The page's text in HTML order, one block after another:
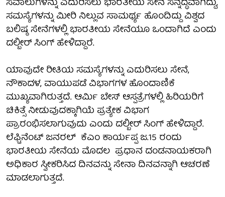
ಸಮಸ್ಯೆಗಳನ್ನು ಮೀರಿ ನಿಲ್ಲುವ ಸಾಮರ್ಥ್ಯ ಹೊಂದಿದ್ದು ವಿಶ್ವದ
ಬಲಿಷ್ಠ ಸೇನೆಗಳಲ್ಲಿ ಭಾರತೀಯ ಸೇನೆಯೂ ಒಂದಾಗಿದೆ ಎಂದು
ದಲ್ಬೀರ್ ಸಿಂಗ್ ಹೇಳಿದ್ದಾರೆ.
ಯಾವುದೇ ರೀತಿಯ ಸಮಸ್ಯೆಗಳನ್ನು ಎದುರಿಸಲು ಸೇನೆ,
ನೌಕಾದಳ, ವಾಯುಪಡೆ ವಿಭಾಗಗಳ ಹೊಂದಾಣಿಕೆ
ಮುಖ್ಯವಾಗಿರುತ್ತದೆ. ಆರ್ಮಿ ಬೇಸ್ ಆಸ್ಪತ್ರೆಗಳಲ್ಲಿ ಹಿರಿಯರಿಗೆ
ಚಿಕಿತ್ಸೆ ನೀಡುವುದಕ್ಕಾಗಿಯೆ ಪ್ರತ್ಯೇಕ ವಿಭಾಗ
ಪ್ರಾರಂಭಿಸಲಾಗುವುದು ಎಂದು ದಲ್ಬೀರ್ ಸಿಂಗ್ ಹೇಳಿದ್ದಾರೆ.
ಲೆಫ್ಟಿನೆಂಟ್ ಜನರಲ್ ಕೆಎಂ ಕಾರ್ಯಪ್ಪ ಜ.15 ರಂದು
ಭಾರತೀಯ ಸೇನೆಯ ಮೊದಲ ಪ್ರಧಾನ ದಂಡನಾಯಕರಾಗಿ
ಅಧಿಕಾರ ಸ್ವೀಕರಿಸಿದ ದಿನವನ್ನು ಸೇನಾ ದಿನವನ್ನಾಗಿ ಆಚರಣೆ
ಮಾಡಲಾಗುತ್ತದೆ.